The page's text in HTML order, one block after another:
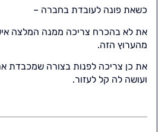
כשאת פונה לעובדת בחברה –
את לא בהכרח צריכה ממנה המלצה
מהערוץ הזה.
את כן צריכה לפנות בצורה שמכבדת
ועושה לה קל לעזור.